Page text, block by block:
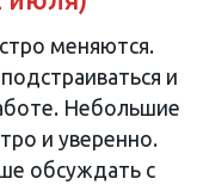
меняются.
и
Небольшие
и уверенно.
обсуждать с